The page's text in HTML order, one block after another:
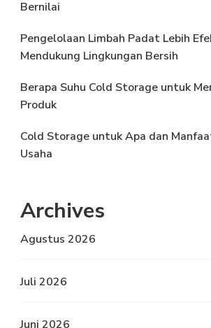
Bernilai
Pengelolaan Limbah Padat Lebih
Mendukung Lingkungan Bersih
Berapa Suhu Cold Storage untuk
Produk
Cold Storage untuk Apa dan
Usaha
Archives
Agustus 2026
Juli 2026
Juni 2026